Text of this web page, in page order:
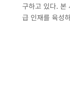
구하고 있다. 본
급 인재를 육성